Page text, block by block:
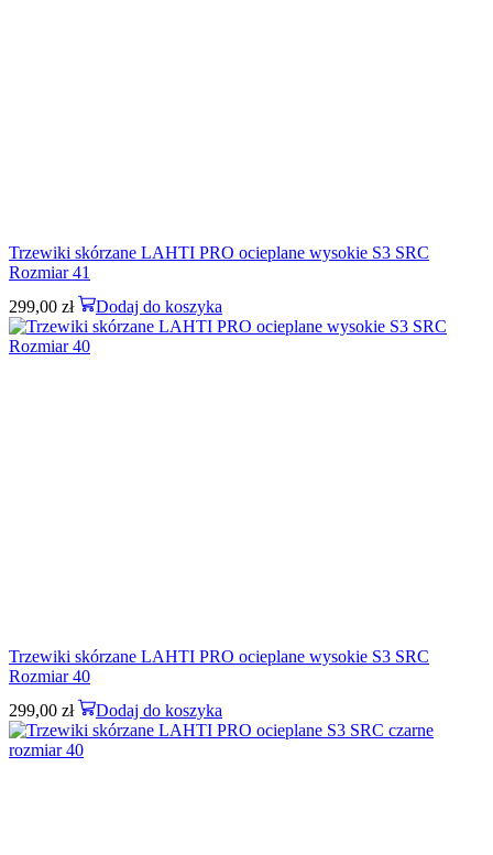
Trzewiki skórzane LAHTI PRO ocieplane wysokie S3 SRC
Rozmiar 41
299,00 zł Dodaj do koszyka
Trzewiki skórzane LAHTI PRO ocieplane wysokie S3 SRC
Rozmiar 40
299,00 zł Dodaj do koszyka